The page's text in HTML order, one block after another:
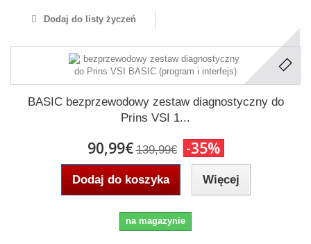
Dodaj do listy życzeń
BASIC bezprzewodowy zestaw diagnostyczny do
Prins VSI 1...
90,99€ 139,99€ -35%
Dodaj do koszyka Więcej
na magazynie